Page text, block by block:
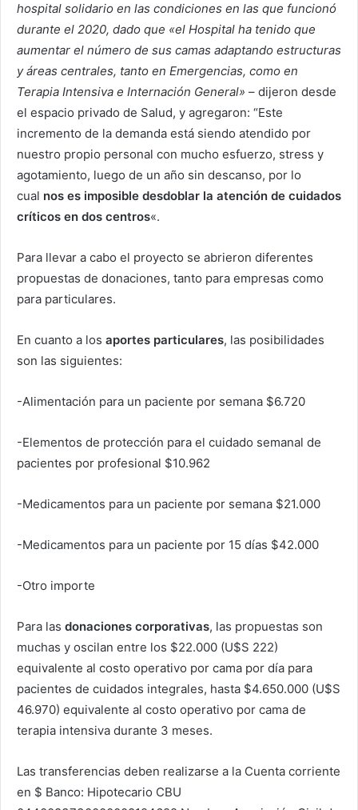
hospital solidario en las condiciones en las que funcionó
durante el 2020, dado que «el Hospital ha tenido que
aumentar el número de sus camas adaptando estructuras
y áreas centrales, tanto en Emergencias, como en
Terapia Intensiva e Internación General» – dijeron desde
el espacio privado de Salud, y agregaron: “Este
incremento de la demanda está siendo atendido por
nuestro propio personal con mucho esfuerzo, stress y
agotamiento, luego de un año sin descanso, por lo
cual nos es imposible desdoblar la atención de cuidados
críticos en dos centros«.
Para llevar a cabo el proyecto se abrieron diferentes
propuestas de donaciones, tanto para empresas como
para particulares.
En cuanto a los aportes particulares, las posibilidades
son las siguientes:
-Alimentación para un paciente por semana $6.720
-Elementos de protección para el cuidado semanal de
pacientes por profesional $10.962
-Medicamentos para un paciente por semana $21.000
-Medicamentos para un paciente por 15 días $42.000
-Otro importe
Para las donaciones corporativas, las propuestas son
muchas y oscilan entre los $22.000 (U$S 222)
equivalente al costo operativo por cama por día para
pacientes de cuidados integrales, hasta $4.650.000 (U$S
46.970) equivalente al costo operativo por cama de
terapia intensiva durante 3 meses.
Las transferencias deben realizarse a la Cuenta corriente
en $ Banco: Hipotecario CBU